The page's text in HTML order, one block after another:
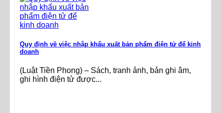
Quy định về việc nhập khẩu xuất bản phẩm điện tử để kinh
doanh
(Luật Tiền Phong) – Sách, tranh ảnh, bản ghi âm,
ghi hình điện tử được...